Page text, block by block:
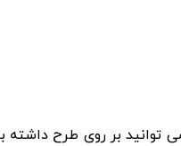
توانید بر روی طرح